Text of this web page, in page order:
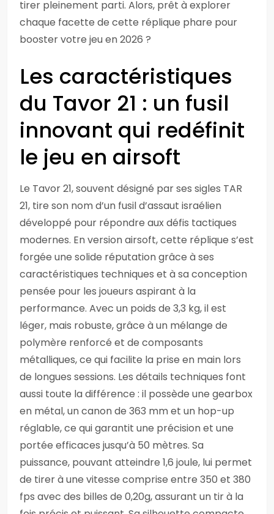
tirer pleinement parti. Alors, prêt à explorer
chaque facette de cette réplique phare pour
booster votre jeu en 2026 ?
Les caractéristiques
du Tavor 21 : un fusil
innovant qui redéfinit
le jeu en airsoft
Le Tavor 21, souvent désigné par ses sigles TAR
21, tire son nom d’un fusil d’assaut israélien
développé pour répondre aux défis tactiques
modernes. En version airsoft, cette réplique s’est
forgée une solide réputation grâce à ses
caractéristiques techniques et à sa conception
pensée pour les joueurs aspirant à la
performance. Avec un poids de 3,3 kg, il est
léger, mais robuste, grâce à un mélange de
polymère renforcé et de composants
métalliques, ce qui facilite la prise en main lors
de longues sessions. Les détails techniques font
aussi toute la différence : il possède une gearbox
en métal, un canon de 363 mm et un hop-up
réglable, ce qui garantit une précision et une
portée efficaces jusqu’à 50 mètres. Sa
puissance, pouvant atteindre 1,6 joule, lui permet
de tirer à une vitesse comprise entre 350 et 380
fps avec des billes de 0,20g, assurant un tir à la